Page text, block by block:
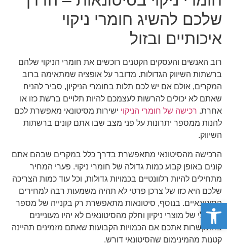
פתח סרגל נגישות
שלכם להשיג חומרי ניקוי
איכותיים ובזול
רוב האנשים והעסקים הקטנים רוכשים את חומרי הניקוי שלהם
ברשתות השיווק הגדולות. מדובר על אופציה שמתאימה ברוב
המקרים, אולם אם יש לכם תלות בחומרי הניקיון, סביר להניח
שאתם לא יכולים להרשות לעצמכם להיות תלויים ברשת כזו או
אחרת. רכישה של חומרי הניקוי ישירות מסיטונאי מאפשרת לכם
להנות ממספר יתרונות על פני מצב שבו אתם קונים ברשתות
השיווק.
הרכישה מהסיטונאי מתאפשרת בדרך כלל במקרים שבהם אתם
קונים באופן קבוע כמות גדולה של חומרי ניקוי. פערי המחיר
מתחילים להיות רלוונטיים בכמויות גדולות, וכל עוד כמות הצריכה
שלכם היא כזו של צרכן פרטי לא תהיה משמעות רבה למחירים
הסיטונאיים. בנוסף, סיטונאות מתאפשרת רק בקנייה של מספר
מינימלי של מוצרי ניקיון וחלק מהסיטונאים לא יהיו מעוניינים
בהתקשרות אתכם אם הכמויות הקבועות שאתם מזמינים תהיינה
קטנות מהמינימום שהסיטונאי דורש.